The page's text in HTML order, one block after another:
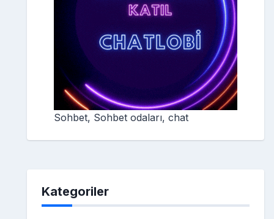
Sohbet, Sohbet odaları, chat
Kategoriler